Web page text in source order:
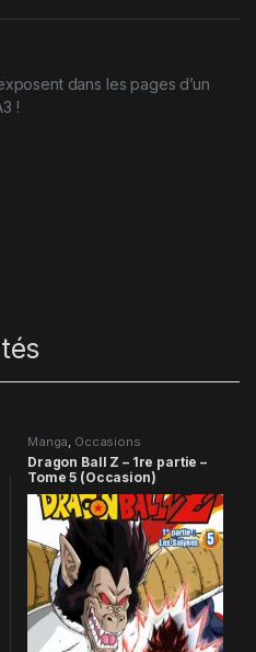
dans les pages d’un
!
Manga, Occasions
Dragon Ball Z – 1re partie –
Tome 5 (Occasion)